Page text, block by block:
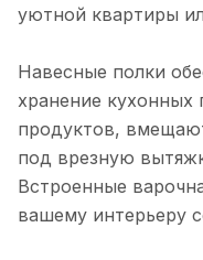
уютной квартиры
Навесные полки
хранение кухонных
продуктов,
под врезную
Встроенные
вашему интерьеру